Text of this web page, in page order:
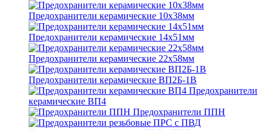
Предохранители керамические 10х38мм
Предохранители керамические 14х51мм
Предохранители керамические 22х58мм
Предохранители керамические ВП2Б-1В
Предохранители
керамические ВП4
Предохранители ППН